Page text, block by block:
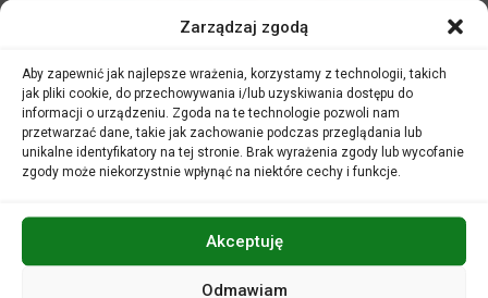
Zarządzaj zgodą
Aby zapewnić jak najlepsze wrażenia, korzystamy z technologii, takich
jak pliki cookie, do przechowywania i/lub uzyskiwania dostępu do
informacji o urządzeniu. Zgoda na te technologie pozwoli nam
przetwarzać dane, takie jak zachowanie podczas przeglądania lub
unikalne identyfikatory na tej stronie. Brak wyrażenia zgody lub wycofanie
zgody może niekorzystnie wpłynąć na niektóre cechy i funkcje.
Akceptuję
Odmawiam